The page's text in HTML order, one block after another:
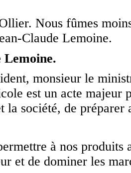
Nous fûmes
Claude Lemoine.
Lemoine.
monsieur le
est un acte majeur
la société, de
à nos
et de dominer les